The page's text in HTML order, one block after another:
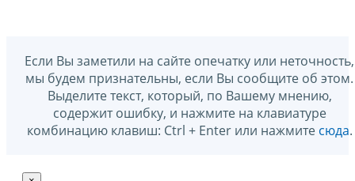
Если Вы заметили на сайте опечатку или неточность,
мы будем признательны, если Вы сообщите об этом.
Выделите текст, который, по Вашему мнению,
содержит ошибку, и нажмите на клавиатуре
комбинацию клавиш: Ctrl + Enter или нажмите сюда.